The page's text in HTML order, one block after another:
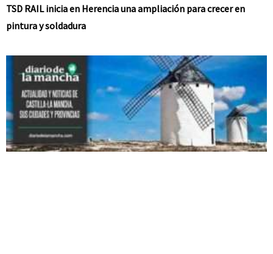
TSD RAIL inicia en Herencia una ampliación para crecer en
pintura y soldadura